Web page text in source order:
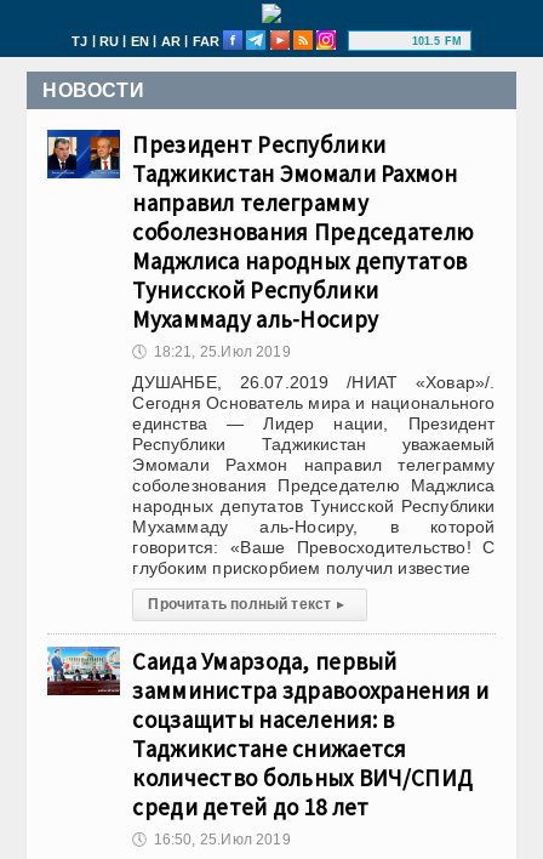
TJ | RU | EN | AR | FAR 101.5 FM
НОВОСТИ
Президент Республики
Таджикистан Эмомали Рахмон
направил телеграмму
соболезнования Председателю
Маджлиса народных депутатов
Тунисской Республики
Мухаммаду аль-Носиру
🕔 18:21, 25.Июл 2019
ДУШАНБЕ, 26.07.2019 /НИАТ «Ховар»/.
Сегодня Основатель мира и национального
единства — Лидер нации, Президент
Республики Таджикистан уважаемый
Эмомали Рахмон направил телеграмму
соболезнования Председателю Маджлиса
народных депутатов Тунисской Республики
Мухаммаду аль-Носиру, в которой
говорится: «Ваше Превосходительство! С
глубоким прискорбием получил известие
Прочитать полный текст ▸
Саида Умарзода, первый
замминистра здравоохранения и
соцзащиты населения: в
Таджикистане снижается
количество больных ВИЧ/СПИД
среди детей до 18 лет
🕔 16:50, 25.Июл 2019